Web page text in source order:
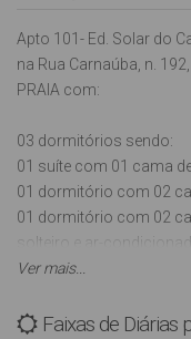
Apto 101- Ed. Solar do
na Rua Carnaúba, n.
PRAIA com:
03 dormitórios sendo:
01 suíte com 01 cama
01 dormitório com 02
01 dormitório com 02
solteiro e ar-
01 banheiro social,
Cozinha com utensílios
Ver mais...
Faixas de Diárias